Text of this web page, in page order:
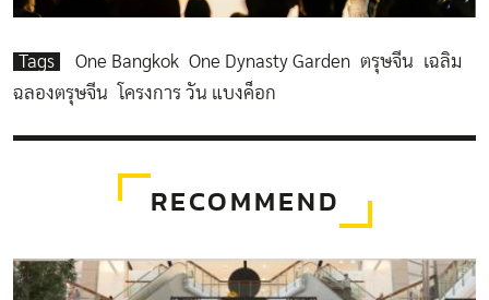
Tags One Bangkok One Dynasty Garden ตรุษจีน
เฉลิม
ฉลองตรุษจีน
โครงการ วัน แบงค็อก
RECOMMEND